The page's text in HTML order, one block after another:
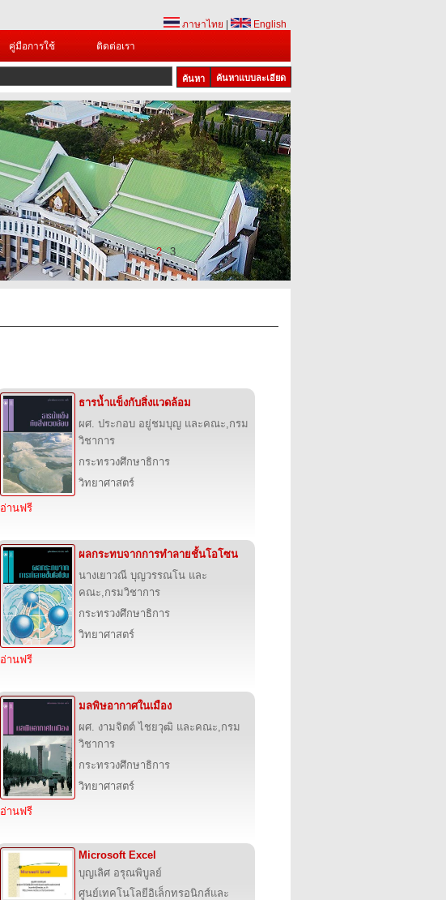
ภาษาไทย
English
คู่มือการใช้ ติดต่อเรา
ค้นหาแบบละเอียด
1 2 3
ธารน้ำแข็งกับสิ่งแวดล้อม
ผศ. ประกอบ อยู่ชมบุญ และคณะ,กรม
วิชาการ
กระทรวงศึกษาธิการ
วิทยาศาสตร์
อ่านฟรี
ผลกระทบจากการทำลายชั้นโอโซน
นางเยาวณี บุญวรรณโน และ
คณะ,กรมวิชาการ
กระทรวงศึกษาธิการ
วิทยาศาสตร์
อ่านฟรี
มลพิษอากาศในเมือง
ผศ. งามจิตต์ ไชยวุฒิ และคณะ,กรม
วิชาการ
กระทรวงศึกษาธิการ
วิทยาศาสตร์
อ่านฟรี
Microsoft Excel
บุญเลิศ อรุณพิบูลย์
ศูนย์เทคโนโลยีอิเล็กทรอนิกส์และ